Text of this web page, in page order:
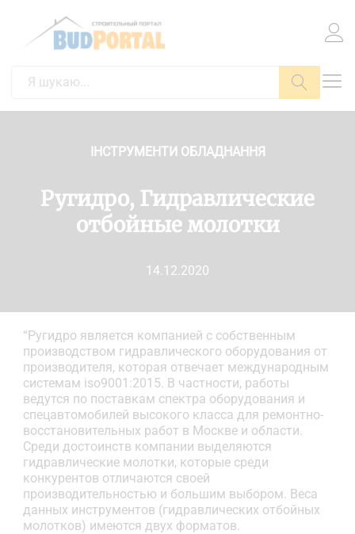
Пошук
ІНСТРУМЕНТИ ОБЛАДНАННЯ
Ругидро, Гидравлические
отбойные молотки
14.12.2020
“Ругидро является компанией с собственным
производством гидравлического оборудования от
производителя, которая отвечает международным
системам iso9001:2015. В частности, работы
ведутся по поставкам спектра оборудования и
спецавтомобилей высокого класса для ремонтно-
восстановительных работ в Москве и области.
Среди достоинств компании выделяются
гидравлические молотки, которые среди
конкурентов отличаются своей
производительностью и большим выбором. Веса
данных инструментов (гидравлических отбойных
молотков) имеются двух форматов.